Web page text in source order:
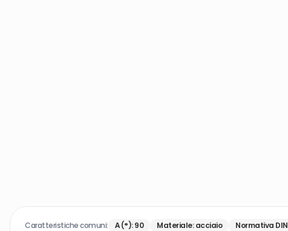
Caratteristiche comuni: Α (°):90 Materiale:acciaio Normativa DIN